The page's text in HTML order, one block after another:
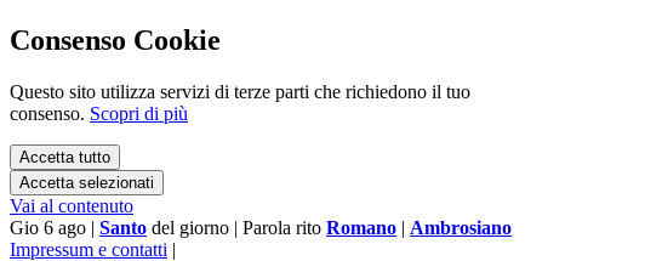
Consenso Cookie
Questo sito utilizza servizi di terze parti che richiedono il tuo
consenso. Scopri di più
Accetta tutto
Accetta selezionati
Vai al contenuto
Gio 6 ago | Santo del giorno | Parola rito Romano | Ambrosiano
Impressum e contatti |